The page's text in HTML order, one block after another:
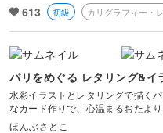
613 初級 カリグラフィー・
パリをめぐる レタリング&イ
水彩イラストとレタリングで描く
なカード作りで、心温まるおたより
ほんぶさとこ